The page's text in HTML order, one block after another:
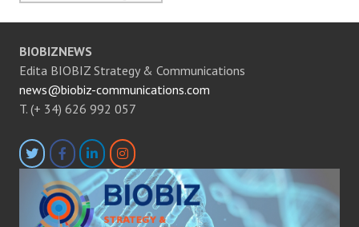
BIOBIZNEWS
Edita BIOBIZ Strategy & Communications
news@biobiz-communications.com
T. (+ 34) 626 992 057